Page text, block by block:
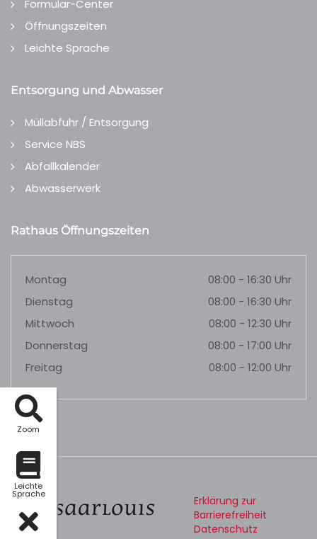
Zoom
Leichte
Sprache
Formular-Center
Öffnungszeiten
Leichte Sprache
Entsorgung und Abwasser
Müllabfuhr / Entsorgung
Service NBS
Abfallkalender
Abwasserwerk
Rathaus Öffnungszeiten
Montag
08:00 - 16:30 Uhr
Dienstag
08:00 - 16:30 Uhr
Mittwoch
08:00 - 12:30 Uhr
Donnerstag
08:00 - 17:00 Uhr
Freitag
08:00 - 12:00 Uhr
Erklärung zur
Barrierefreiheit
Datenschutz